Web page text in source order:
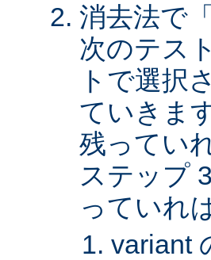
消去法で
次のテス
トで選択
ていきま
残ってい
ステップ
っていれ
variant